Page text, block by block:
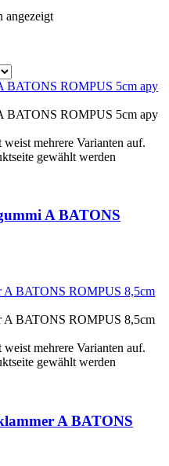
angezeigt
weist mehrere Varianten auf.
gewählt werden
A BATONS
weist mehrere Varianten auf.
gewählt werden
A BATONS